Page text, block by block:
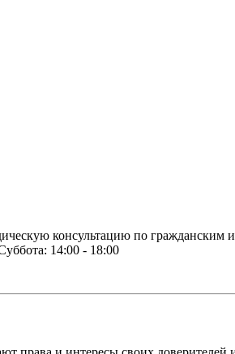
консультацию по гражданским
14:00 - 18:00